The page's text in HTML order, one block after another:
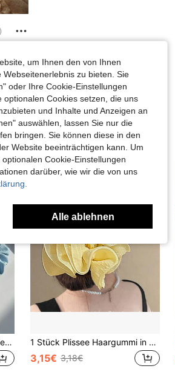
6 Stücke einfarbige Scrunchies, Lässig, Schule, rosa Accessoires Scrunchies Haargummis Scrunchie Haargummis Pferdeschwanz Kopfzubehör Elastikband Beauty Zuhause Haarzubehör Haargummis 1 Stück Plissee Haargummi in Große Größen, französischer Stil Haaraccessoire mit Blume, Mehrfarbige Haargummis für Frauen, Mode Haargummi und Haaraccessoires
3,15€ 3,18€
um Ihnen den von Ihnen
zu bieten. Sie
oder Ihre Cookie-Einstellungen
Cookies setzen, die uns
und Inhalte und Anzeigen an
auswählen, lassen Sie nur die
bringen. Sie können diese in den
Website beeinträchtigen kann. Um
Cookie-Einstellungen
darüber, wie wir die von uns
Alle ablehnen